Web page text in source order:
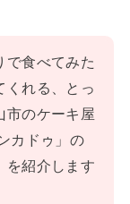
で食べてみた
くれる、とっ
市のケーキ屋
カドゥ」の
を紹介します